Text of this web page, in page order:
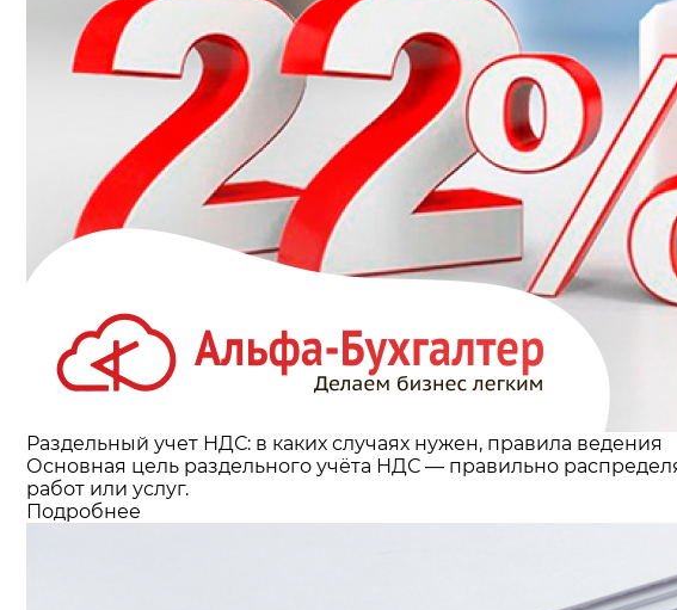
Раздельный учет НДС: в каких случаях нужен, правила ведения
Основная цель раздельного учёта НДС — правильно
работ или услуг.
Подробнее